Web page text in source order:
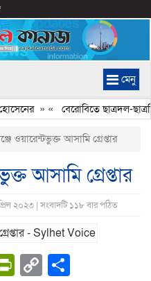
মেনু
» «বেরোবিতে ছাত্রদল-
ওয়ারেন্টভুক্ত আসামি গ্রেপ্তার
আসামি গ্রেপ্তার
২০২৩ | সংবাদটি ১১৮ বার পঠিত
PrintFriendly
Copy